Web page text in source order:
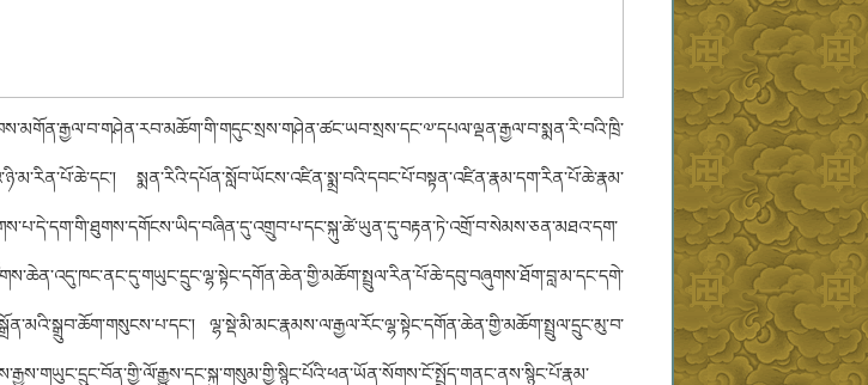
སྨན་རིའི་དཔོན་སློབ་ཡོངས་འཛིན་སྨྲ་བའི་དབང་པོ་བསྟན་འཛིན་རྣམ་དག་རིན་པོ་ཆེ་རྣམ་
ལྷ་སྡེ་མི་མང་རྣམས་ལ་རྒྱལ་རོང་ལྷ་སྟེང་དགོན་ཆེན་གྱི་མཆོག་སྤྲུལ་དྲུང་མུ་བ་